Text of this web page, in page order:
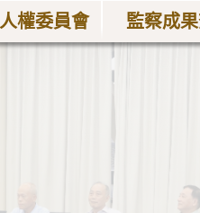
權委員會 監察成